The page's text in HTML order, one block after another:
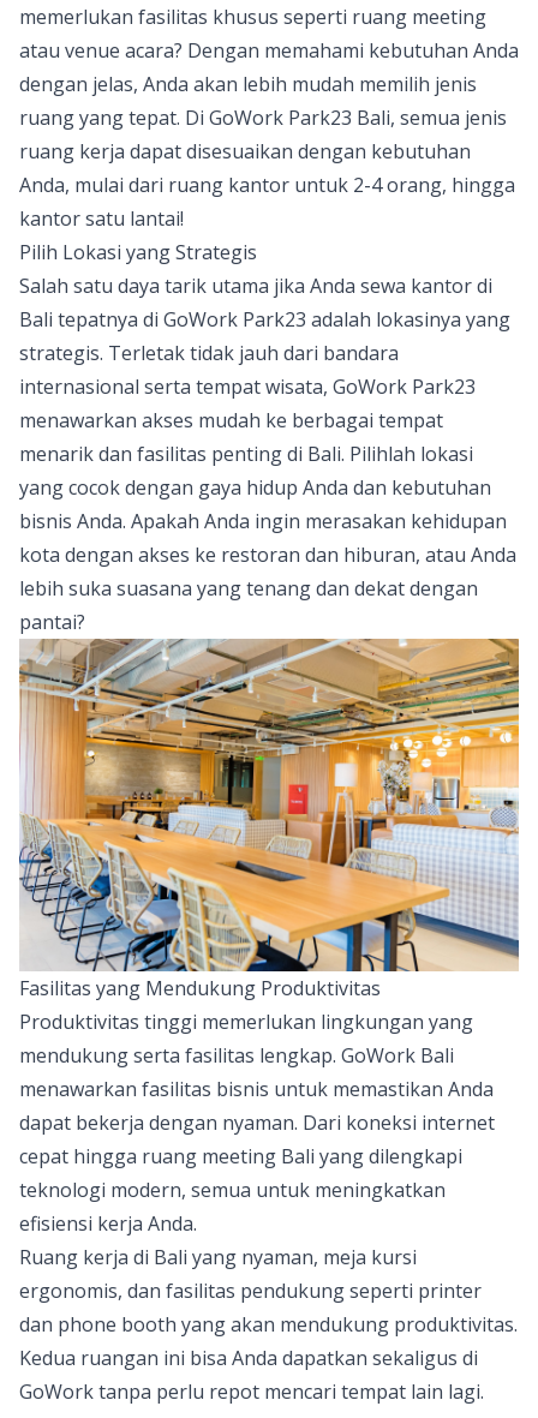
memerlukan fasilitas khusus seperti ruang meeting
atau venue acara? Dengan memahami kebutuhan Anda
dengan jelas, Anda akan lebih mudah memilih jenis
ruang yang tepat. Di GoWork Park23 Bali, semua jenis
ruang kerja dapat disesuaikan dengan kebutuhan
Anda, mulai dari ruang kantor untuk 2-4 orang, hingga
kantor satu lantai!
Pilih Lokasi yang Strategis
Salah satu daya tarik utama jika Anda sewa kantor di
Bali tepatnya di GoWork Park23 adalah lokasinya yang
strategis. Terletak tidak jauh dari bandara
internasional serta tempat wisata, GoWork Park23
menawarkan akses mudah ke berbagai tempat
menarik dan fasilitas penting di Bali. Pilihlah lokasi
yang cocok dengan gaya hidup Anda dan kebutuhan
bisnis Anda. Apakah Anda ingin merasakan kehidupan
kota dengan akses ke restoran dan hiburan, atau Anda
lebih suka suasana yang tenang dan dekat dengan
pantai?
Fasilitas yang Mendukung Produktivitas
Produktivitas tinggi memerlukan lingkungan yang
mendukung serta fasilitas lengkap. GoWork Bali
menawarkan fasilitas bisnis untuk memastikan Anda
dapat bekerja dengan nyaman. Dari koneksi internet
cepat hingga ruang meeting Bali yang dilengkapi
teknologi modern, semua untuk meningkatkan
efisiensi kerja Anda.
Ruang kerja di Bali yang nyaman, meja kursi
ergonomis, dan fasilitas pendukung seperti printer
dan phone booth yang akan mendukung produktivitas.
Kedua ruangan ini bisa Anda dapatkan sekaligus di
GoWork tanpa perlu repot mencari tempat lain lagi.